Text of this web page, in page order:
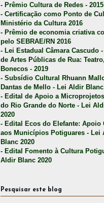
- Prêmio Cultura de Redes - 2015
- Certificação como Ponto de
Ministério da Cultura 2016
- Prêmio de economia criativa
pelo SEBRAE/RN 2016
- Lei Estadual Câmara Cascudo -
de Artes Públicas de Rua:
Bonecos - 2019
- Subsídio Cultural Rhuann
Dantas de Mello - Lei Aldir Blanc
- Edital de Apoio a
do Rio Grande do Norte - Lei
2020
- Edital Ecos do Elefante: Apoio
aos Municípios Potiguares - Lei
Blanc 2020
- Edital Fomento à Cultura
Aldir Blanc 2020
Pesquisar este blog